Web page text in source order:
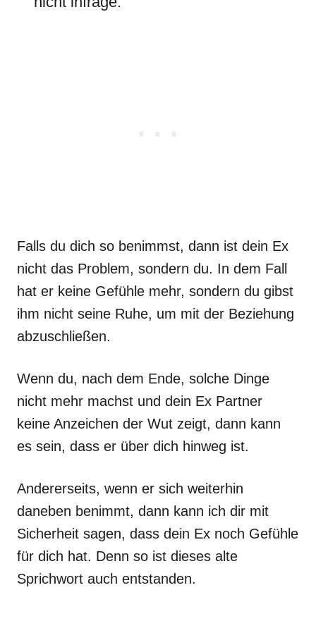
Falls du dich so benimmst, dann ist dein Ex
nicht das Problem, sondern du. In dem Fall
hat er keine Gefühle mehr, sondern du gibst
ihm nicht seine Ruhe, um mit der Beziehung
abzuschließen.
Wenn du, nach dem Ende, solche Dinge
nicht mehr machst und dein Ex Partner
keine Anzeichen der Wut zeigt, dann kann
es sein, dass er über dich hinweg ist.
Andererseits, wenn er sich weiterhin
daneben benimmt, dann kann ich dir mit
Sicherheit sagen, dass dein Ex noch Gefühle
für dich hat. Denn so ist dieses alte
Sprichwort auch entstanden.